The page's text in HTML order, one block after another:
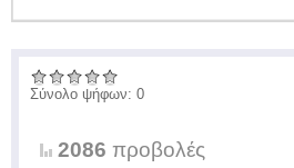
Σύνολο ψήφων: 0
2086 προβολές